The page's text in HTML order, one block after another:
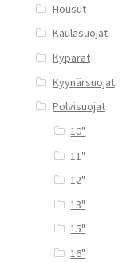
Housut
Kaulasuojat
Kypärät
Kyynärsuojat
Polvisuojat
10"
11"
12"
13"
15"
16"